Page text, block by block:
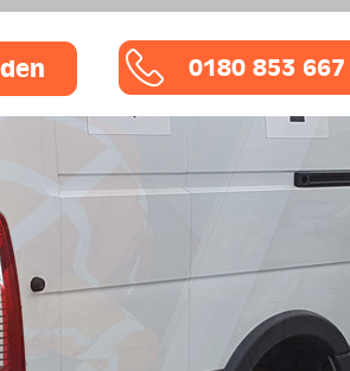
0180 853 667